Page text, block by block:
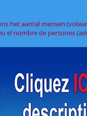
het aantal mensen
el nombre de persones